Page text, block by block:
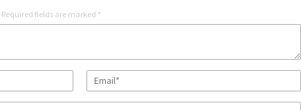
Required fields are marked *